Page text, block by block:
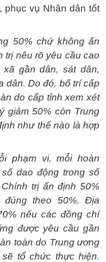
phục vụ Nhân dân tốt
50% chứ không ấn
trị nêu rõ yêu cầu cao
gần dân, sát dân,
dân. Do đó, bố trí cấp
do cấp tỉnh xem xét
giảm 50% còn Trung
như thế nào là hợp
phạm vi, mỗi hoàn
dao động trong số
trị ấn định 50%
theo 50%. Địa
nếu các đồng chí
được yêu cầu gần
toàn do Trung ương
tổ chức thực hiện.